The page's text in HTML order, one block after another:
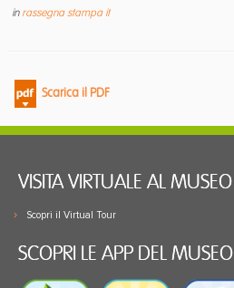
in rassegna stampa it
Scarica il PDF
VISITA VIRTUALE AL MUSEO
Scopri il Virtual Tour
SCOPRI LE APP DEL MUSEO